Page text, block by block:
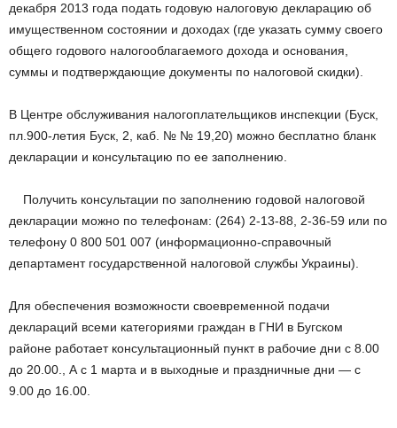
декабря 2013 года подать годовую налоговую декларацию об
имущественном состоянии и доходах (где указать сумму своего
общего годового налогооблагаемого дохода и основания,
суммы и подтверждающие документы по налоговой скидки).
В Центре обслуживания налогоплательщиков инспекции (Буск,
пл.900-летия Буск, 2, каб. № № 19,20) можно бесплатно бланк
декларации и консультацию по ее заполнению.
Получить консультации по заполнению годовой налоговой
декларации можно по телефонам: (264) 2-13-88, 2-36-59 или по
телефону 0 800 501 007 (информационно-справочный
департамент государственной налоговой службы Украины).
Для обеспечения возможности своевременной подачи
деклараций всеми категориями граждан в ГНИ в Бугском
районе работает консультационный пункт в рабочие дни с 8.00
до 20.00., А с 1 марта и в выходные и праздничные дни — с
9.00 до 16.00.